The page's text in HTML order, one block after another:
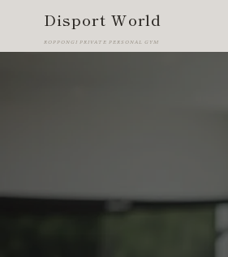
Disport World
ROPPONGI PRIVATE PERSONAL GYM